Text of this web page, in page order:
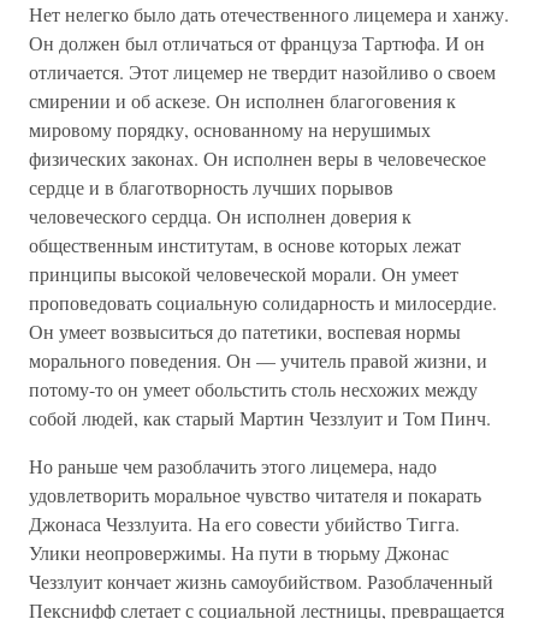
Нет нелегко было дать отечественного лицемера и ханжу.
Он должен был отличаться от француза Тартюфа. И он
отличается. Этот лицемер не твердит назойливо о своем
смирении и об аскезе. Он исполнен благоговения к
мировому порядку, основанному на нерушимых
физических законах. Он исполнен веры в человеческое
сердце и в благотворность лучших порывов
человеческого сердца. Он исполнен доверия к
общественным институтам, в основе которых лежат
принципы высокой человеческой морали. Он умеет
проповедовать социальную солидарность и милосердие.
Он умеет возвыситься до патетики, воспевая нормы
морального поведения. Он — учитель правой жизни, и
потому-то он умеет обольстить столь несхожих между
собой людей, как старый Мартин Чеззлуит и Том Пинч.
Но раньше чем разоблачить этого лицемера, надо
удовлетворить моральное чувство читателя и покарать
Джонаса Чеззлуита. На его совести убийство Тигга.
Улики неопровержимы. На пути в тюрьму Джонас
Чеззлуит кончает жизнь самоубийством. Разоблаченный
Пекснифф слетает с социальной лестницы, превращается